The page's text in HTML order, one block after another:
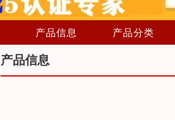
产品信息 产品分类
产品信息